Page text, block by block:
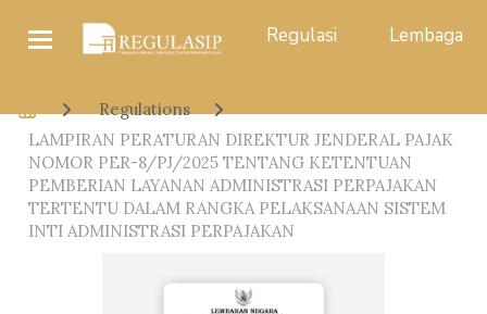
Regulasi Lembaga
Regulations
LAMPIRAN PERATURAN DIREKTUR JENDERAL PAJAK
NOMOR PER-8/PJ/2025 TENTANG KETENTUAN
PEMBERIAN LAYANAN ADMINISTRASI PERPAJAKAN
TERTENTU DALAM RANGKA PELAKSANAAN SISTEM
INTI ADMINISTRASI PERPAJAKAN